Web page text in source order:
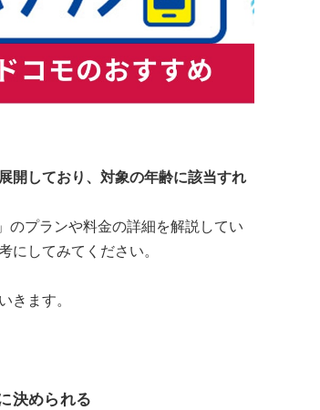
開しており、対象の年齢に該当すれ
のプランや料金の詳細を解説してい
にしてみてください。
きます。
決められる